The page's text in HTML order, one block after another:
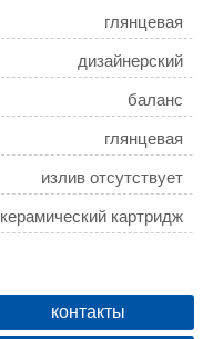
глянцевая
дизайнерский
баланс
глянцевая
излив отсутствует
керамический картридж
сбоку
2 отверстия
контакты